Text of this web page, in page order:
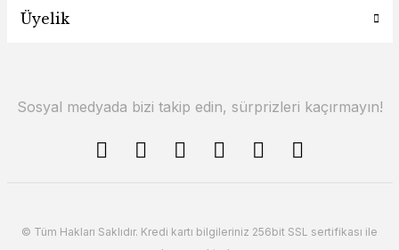
Üyelik
Sosyal medyada bizi takip edin, sürprizleri kaçırmayın!
© Tüm Hakları Saklıdır. Kredi kartı bilgileriniz 256bit SSL sertifikası ile